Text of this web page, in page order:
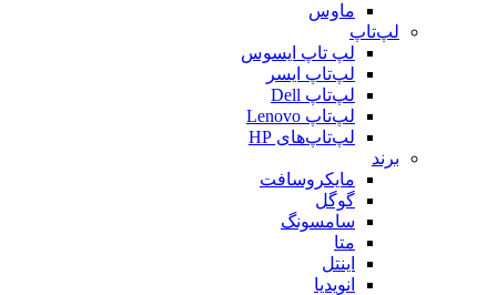
ماوس
لپ‌تاپ
لپ تاپ ایسوس
لپ‌تاپ ایسر
لپ‌تاپ Dell
لپ‌تاپ Lenovo
لپ‌تاپ‌های HP
برند
مایکروسافت
گوگل
سامسونگ
متا
اینتل
انویدیا